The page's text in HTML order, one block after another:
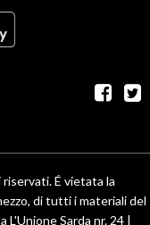
É vietata la
di tutti i materiali del
L'Unione Sarda nr. 24 |